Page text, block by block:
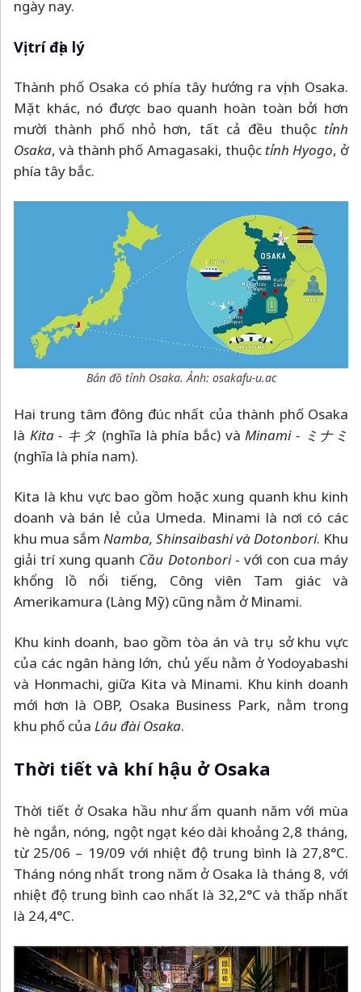
ngày nay.
Vị trí địa lý
Thành phố Osaka có phía tây hướng ra vịnh Osaka.
Mặt khác, nó được bao quanh hoàn toàn bởi hơn
mười thành phố nhỏ hơn, tất cả đều thuộc tỉnh
Osaka, và thành phố Amagasaki, thuộc tỉnh Hyogo, ở
phía tây bắc.
Bản đồ tỉnh Osaka. Ảnh: osakafu-u.ac
Hai trung tâm đông đúc nhất của thành phố Osaka
là Kita - キタ (nghĩa là phía bắc) vàMinami - ミナミ
(nghĩa là phía nam).
Kita là khu vực bao gồm hoặc xung quanh khu kinh
doanh và bán lẻ của Umeda. Minami là nơi có các
khu mua sắm Namba, Shinsaibashi và Dotonbori. Khu
giải trí xung quanh Cầu Dotonbori- với con cua máy
khổng lồ nổi tiếng, Công viên Tam giác và
Amerikamura (Làng Mỹ) cũng nằm ở Minami.
Khu kinh doanh, bao gồm tòa án và trụ sở khu vực
của các ngân hàng lớn, chủ yếu nằm ở Yodoyabashi
và Honmachi, giữa Kita và Minami. Khu kinh doanh
mới hơn là OBP, Osaka Business Park, nằm trong
khu phố của Lâu đài Osaka.
Thời tiết và khí hậu ở Osaka
Thời tiết ở Osaka hầu như ẩm quanh năm với mùa
hè ngắn, nóng, ngột ngạt kéo dài khoảng 2,8 tháng,
từ 25/06 – 19/09 với nhiệt độ trung bình là 27,8°C.
Tháng nóng nhất trong năm ở Osaka là tháng 8, với
nhiệt độ trung bình cao nhất là 32,2°C và thấp nhất
là 24,4°C.